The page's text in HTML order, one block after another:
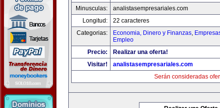
Minusculas:
analistasempresariales.com
Longitud:
22 caracteres
Categorias:
Economia, Dinero y Finanzas,
Empleo
Precio:
Realizar una oferta!
Visitar!
analistasempresariales.com
Serán consideradas